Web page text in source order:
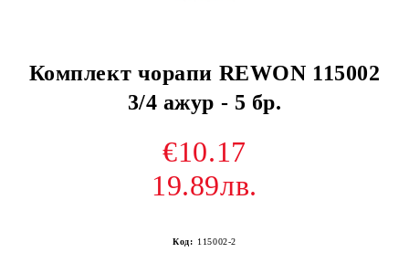
Комплект чорапи REWON 115002
3/4 ажур - 5 бр.
€10.17
19.89лв.
Код: 115002-2